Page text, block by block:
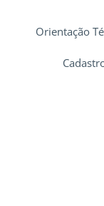
Orientação